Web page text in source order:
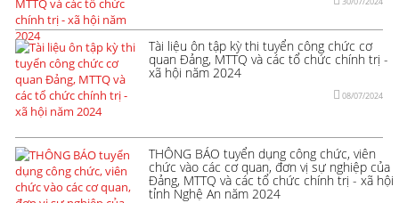
Tài liệu ôn tập kỳ thi tuyển công chức cơ
quan Đảng, MTTQ và các tổ chức chính trị -
xã hội năm 2024
08/07/2024
THÔNG BÁO tuyển dụng công chức, viên
chức vào các cơ quan, đơn vị sự nghiệp của
Đảng, MTTQ và các tổ chức chính trị - xã hội
tỉnh Nghệ An năm 2024